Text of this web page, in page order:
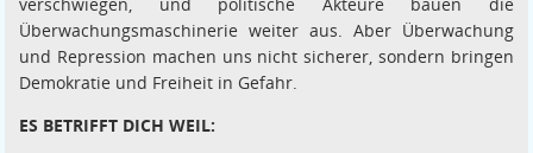
Überwachungsmaschinerie weiter aus. Aber Überwachung
und Repression machen uns nicht sicherer, sondern bringen
Demokratie und Freiheit in Gefahr.
ES BETRIFFT DICH WEIL: